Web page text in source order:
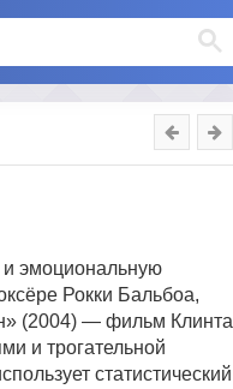
эмоциональную
Рокки Бальбоа,
(2004) — фильм Клинта
и трогательной
статистический